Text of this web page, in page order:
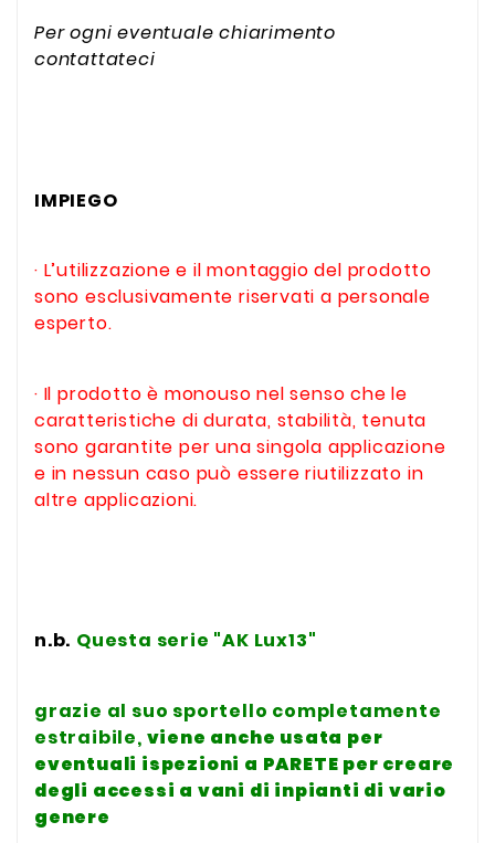
Per ogni eventuale chiarimento
contattateci
IMPIEGO
· L’utilizzazione e il montaggio del prodotto
sono esclusivamente riservati a personale
esperto.
· Il prodotto è monouso nel senso che le
caratteristiche di durata, stabilità, tenuta
sono garantite per una singola applicazione
e in nessun caso può essere riutilizzato in
altre applicazioni.
n.b. Questa serie "AK Lux13"
grazie al suo sportello completamente
estraibile, viene anche usata per
eventuali ispezioni a PARETE per creare
degli accessi a vani di inpianti di vario
genere